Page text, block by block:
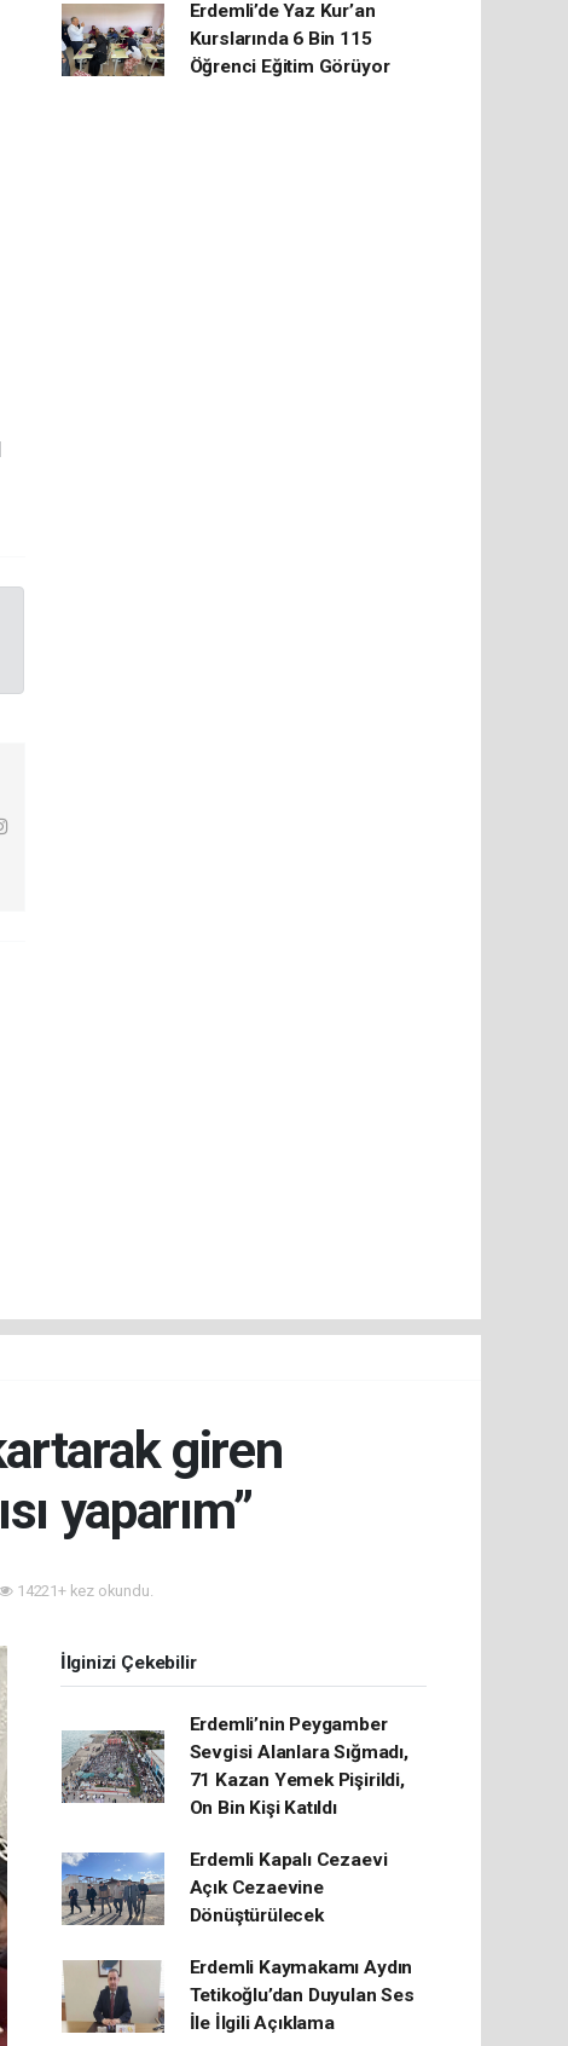
Erdemli’de Yaz Kur’an
Kurslarında 6 Bin 115
Öğrenci Eğitim Görüyor
giren
yaparım”
14221+ kez okundu.
İlginizi Çekebilir
Erdemli’nin Peygamber
Sevgisi Alanlara Sığmadı,
71 Kazan Yemek Pişirildi,
On Bin Kişi Katıldı
Erdemli Kapalı Cezaevi
Açık Cezaevine
Dönüştürülecek
Erdemli Kaymakamı Aydın
Tetikoğlu’dan Duyulan Ses
İle İlgili Açıklama